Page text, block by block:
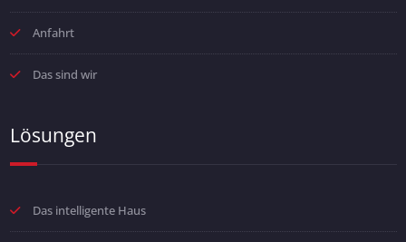
Anfahrt
Das sind wir
Lösungen
Das intelligente Haus